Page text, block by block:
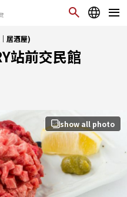
居酒屋)
站前交民館
show all photo